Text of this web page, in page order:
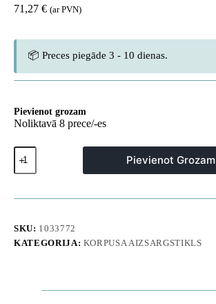
71,27 € (ar PVN)
📦 Preces piegāde 3 - 10 dienas.
Pievienot grozam
Noliktavā 8 prece/-es
Samsung
Galaxy
S26
ICON
silikona
maciņš
Pievienot Grozam
SKU: 1033772
KATEGORIJA: KORPUSA AIZSARGSTIKLS